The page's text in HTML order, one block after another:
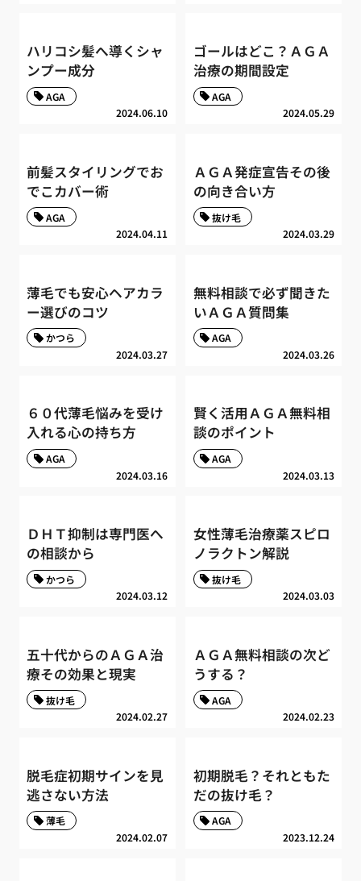
ハリコシ髪へ導くシャ
ンプー成分
2024.06.10
AGA
ゴールはどこ？ＡＧＡ
治療の期間設定
2024.05.29
AGA
前髪スタイリングでお
でこカバー術
2024.04.11
AGA
ＡＧＡ発症宣告その後
の向き合い方
2024.03.29
抜け毛
薄毛でも安心ヘアカラ
ー選びのコツ
2024.03.27
かつら
無料相談で必ず聞きた
いＡＧＡ質問集
2024.03.26
AGA
６０代薄毛悩みを受け
入れる心の持ち方
2024.03.16
AGA
賢く活用ＡＧＡ無料相
談のポイント
2024.03.13
AGA
ＤＨＴ抑制は専門医へ
の相談から
2024.03.12
かつら
女性薄毛治療薬スピロ
ノラクトン解説
2024.03.03
抜け毛
五十代からのＡＧＡ治
療その効果と現実
2024.02.27
抜け毛
ＡＧＡ無料相談の次ど
うする？
2024.02.23
AGA
脱毛症初期サインを見
逃さない方法
2024.02.07
薄毛
初期脱毛？それともた
だの抜け毛？
2023.12.24
AGA